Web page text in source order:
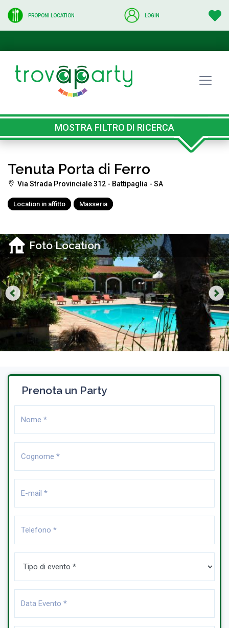
PROPONI LOCATION LOGIN
MOSTRA FILTRO DI RICERCA
Tenuta Porta di Ferro
Via Strada Provinciale 312 - Battipaglia - SA
Location in affitto Masseria
Foto Location
Prenota un Party